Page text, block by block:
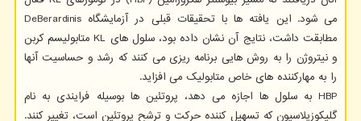
می شود. این یافته ها با تحقیقات قبلی در آزمایشگاه DeBerardinis
مطابقت داشت، نتایج آن نشان داده بود، سلول های KL متابولیسم کربن
و نیتروژن را به روش هایی برنامه ریزی می کنند که رشد و حساسیت آنها
را به مهارکننده های خاص متابولیک می افزاید.
HBP به سلول ها اجازه می دهد، پروتئین ها بوسیله فرایندی به نام
گلیکوزیلاسیون که تسهیل کننده حرکت و ترشح پروتئین است، تغییر کنند.